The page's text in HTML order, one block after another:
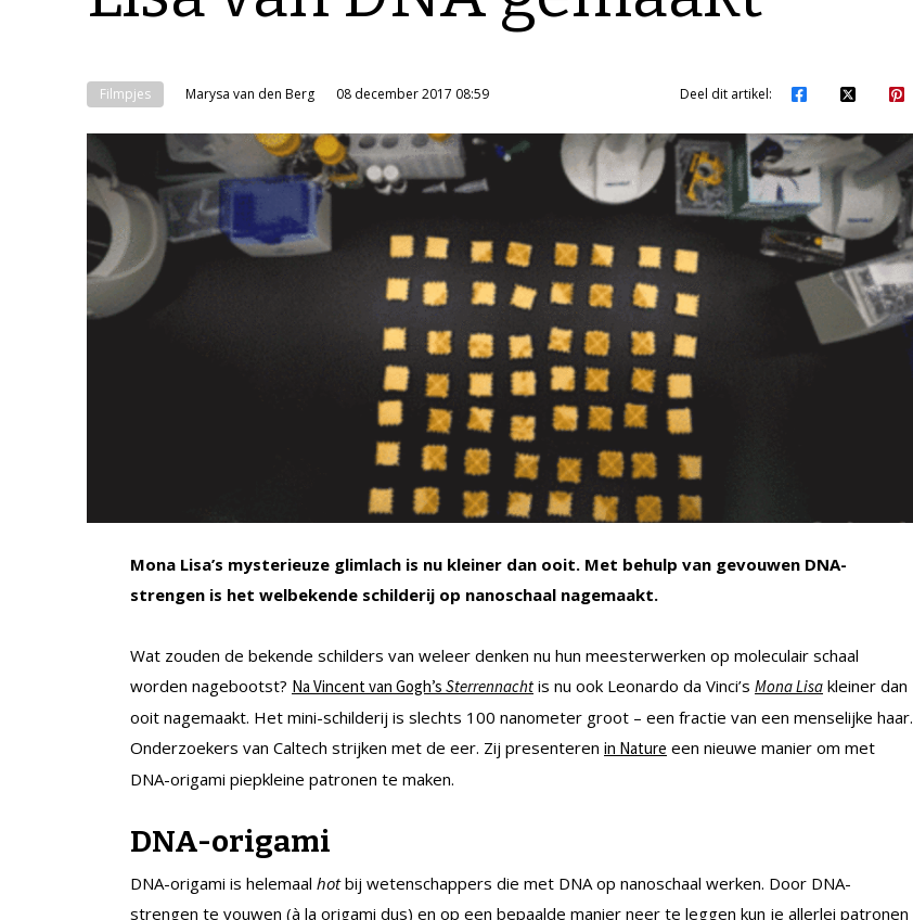
Filmpjes Marysa van den Berg 08 december 2017 08:59 Deel dit artikel:
Mona Lisa’s mysterieuze glimlach is nu kleiner dan ooit. Met behulp van gevouwen DNA-
strengen is het welbekende schilderij op nanoschaal nagemaakt.
Wat zouden de bekende schilders van weleer denken nu hun meesterwerken op moleculair schaal
worden nagebootst? Na Vincent van Gogh’s Sterrennacht is nu ook Leonardo da Vinci’s Mona Lisa kleiner dan
ooit nagemaakt. Het mini-schilderij is slechts 100 nanometer groot – een fractie van een menselijke haar.
Onderzoekers van Caltech strijken met de eer. Zij presenteren in Nature een nieuwe manier om met
DNA-origami piepkleine patronen te maken.
DNA-origami
DNA-origami is helemaal hotbij wetenschappers die met DNA op nanoschaal werken. Door DNA-
strengen te vouwen (à la origami dus) en op een bepaalde manier neer te leggen kun je allerlei patronen